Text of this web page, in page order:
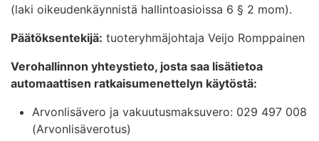
(laki oikeudenkäynnistä hallintoasioissa 6 § 2 mom).
Päätöksentekijä: tuoteryhmäjohtaja Veijo Romppainen
Verohallinnon yhteystieto, josta saa lisätietoa
automaattisen ratkaisumenettelyn käytöstä:
Arvonlisävero ja vakuutusmaksuvero: 029 497 008
(Arvonlisäverotus)